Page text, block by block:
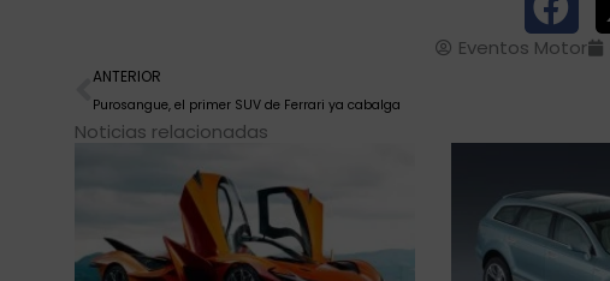
Eventos Motor
Ant
ANTERIOR
Purosangue, el primer SUV de Ferrari ya cabalga
Noticias relacionadas